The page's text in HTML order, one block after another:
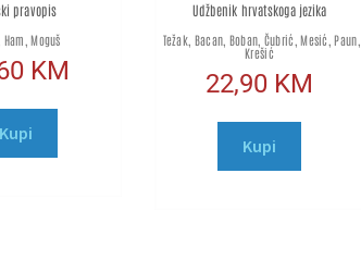
pravopis
Moguš
KM
Kupi
Udžbenik hrvatskoga jezika
Težak, Bacan, Boban, Čubrić, Mesić, Paun,
Krešić
22,90 KM
Kupi